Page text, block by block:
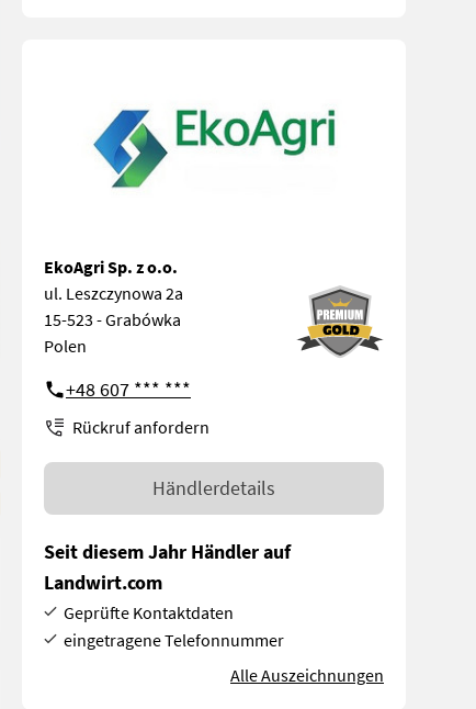
EkoAgri Sp. z o.o.
ul. Leszczynowa 2a
15-523 - Grabówka
Polen
+48 607 *** ***
Rückruf anfordern
Händlerdetails
Seit diesem Jahr Händler auf
Landwirt.com
Geprüfte Kontaktdaten
eingetragene Telefonnummer
Alle Auszeichnungen